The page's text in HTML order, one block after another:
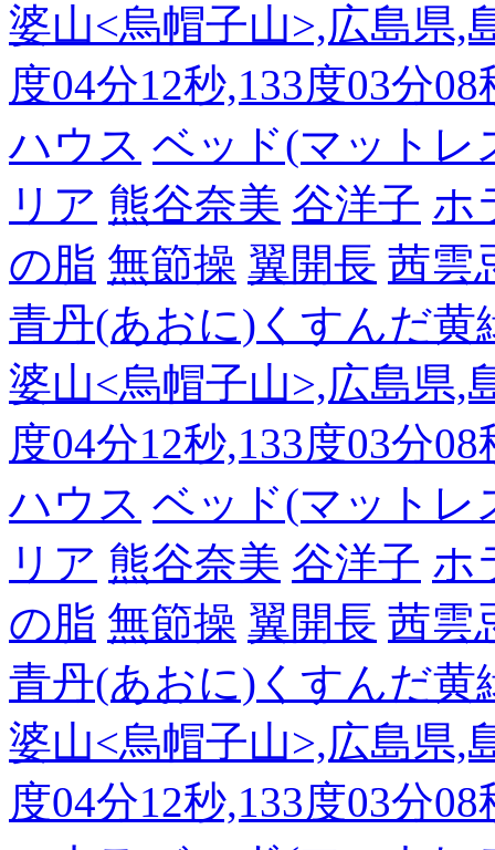
婆山<烏帽子山>,広島県,
度04分12秒,133度03分
ハウス ベッド(マットレ
リア 熊谷奈美 谷洋子 ホ
の脂 無節操 翼開長 茜雲
青丹(あおに)くすんだ黄
婆山<烏帽子山>,広島県,
度04分12秒,133度03分
ハウス ベッド(マットレ
リア 熊谷奈美 谷洋子 ホ
の脂 無節操 翼開長 茜雲
青丹(あおに)くすんだ黄
婆山<烏帽子山>,広島県,
度04分12秒,133度03分